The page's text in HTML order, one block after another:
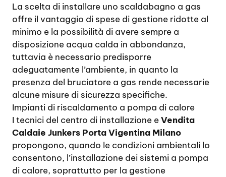
La scelta di installare uno scaldabagno a gas
offre il vantaggio di spese di gestione ridotte al
minimo e la possibilità di avere sempre a
disposizione acqua calda in abbondanza,
tuttavia è necessario predisporre
adeguatamente l’ambiente, in quanto la
presenza del bruciatore a gas rende necessarie
alcune misure di sicurezza specifiche.
Impianti di riscaldamento a pompa di calore
I tecnici del centro di installazione eVendita
Caldaie Junkers Porta Vigentina Milano
propongono, quando le condizioni ambientali lo
consentono, l’installazione dei sistemi a pompa
di calore, soprattutto per la gestione